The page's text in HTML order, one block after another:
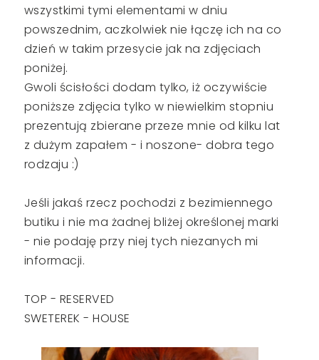
wszystkimi tymi elementami w dniu
powszednim, aczkolwiek nie łączę ich na co
dzień w takim przesycie jak na zdjęciach
poniżej.
Gwoli ścisłości dodam tylko, iż oczywiście
poniższe zdjęcia tylko w niewielkim stopniu
prezentują zbierane przeze mnie od kilku lat
z dużym zapałem - i noszone- dobra tego
rodzaju :)
Jeśli jakaś rzecz pochodzi z bezimiennego
butiku i nie ma żadnej bliżej określonej marki
- nie podaję przy niej tych niezanych mi
informacji.
TOP - RESERVED
SWETEREK - HOUSE